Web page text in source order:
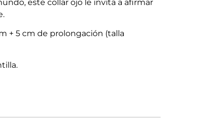
este collar ojo le invita a afirmar
+ 5 cm de prolongación (talla